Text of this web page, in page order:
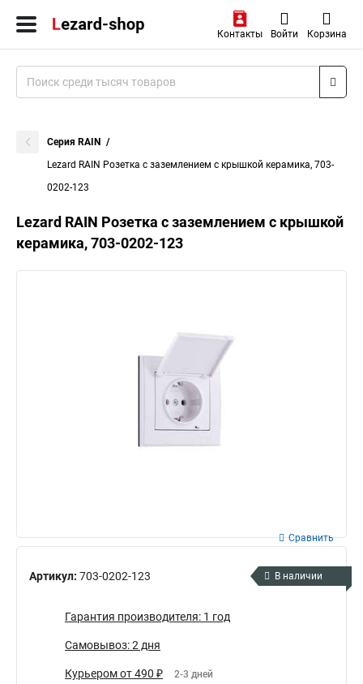
Контакты Войти Корзина
Серия RAIN
Lezard RAIN Розетка с заземлением с крышкой керамика, 703-
0202-123
Lezard RAIN Розетка с заземлением с крышкой
керамика, 703-0202-123
Артикул: 703-0202-123
Сравнить
В наличии
Гарантия производителя: 1 год
Самовывоз: 2 дня
Курьером от 490 ₽ 2-3 дней